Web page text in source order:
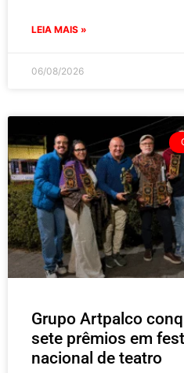
LEIA MAIS »
06/08/2026
Grupo Artpalco
sete prêmios em
nacional de teatro